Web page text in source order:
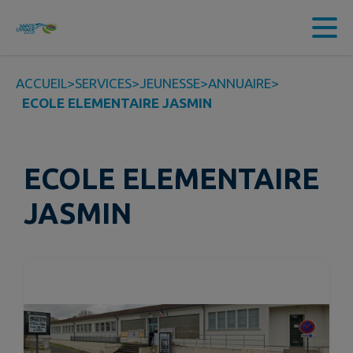
Contenu
ACCUEIL>SERVICES>JEUNESSE>ANNUAIRE>
ECOLE ELEMENTAIRE JASMIN
ECOLE ELEMENTAIRE
JASMIN